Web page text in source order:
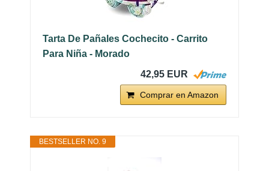
Tarta De Pañales Cochecito - Carrito
Para Niña - Morado
42,95 EUR
Comprar en Amazon
BESTSELLER NO. 9